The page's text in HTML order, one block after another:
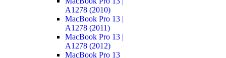
A1278 (2010)
MacBook Pro 13 |
A1278 (2011)
MacBook Pro 13 |
A1278 (2012)
MacBook Pro 13